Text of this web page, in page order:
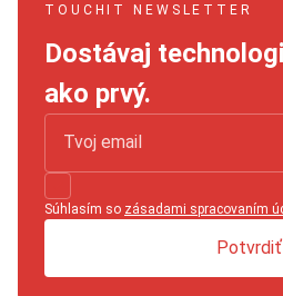
TOUCHIT NEWSLETTER
Dostávaj
ako prvý.
Súhlasím so zásadami spracovaním
Potvrdiť